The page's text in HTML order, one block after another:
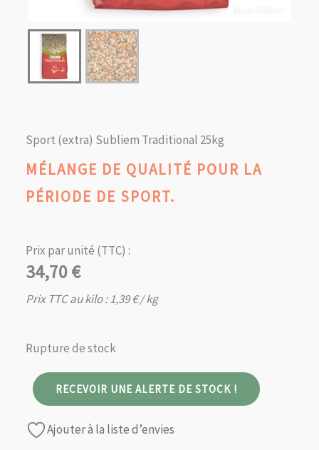
Sport (extra) Subliem Traditional 25kg
MÉLANGE DE QUALITÉ POUR LA
PÉRIODE DE SPORT.
Prix par unité (TTC) :
34,70€
Prix TTC au kilo :1,39€/ kg
Rupture de stock
RECEVOIR UNE ALERTE DE STOCK !
Ajouter à la liste d’envies